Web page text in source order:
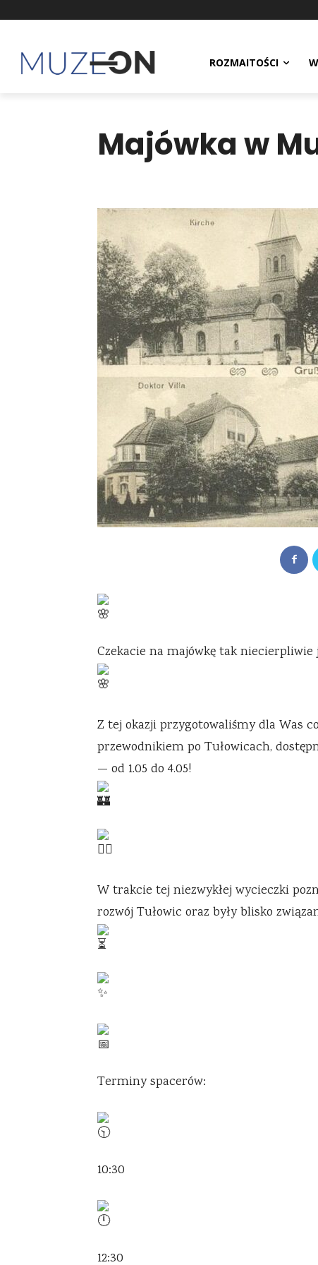
ROZMAITOŚCI
Majówka w
Czekacie na majówkę tak niecierpliwie
Z tej okazji przygotowaliśmy dla Was
przewodnikiem po Tułowicach,
— od 1.05 do 4.05!
W trakcie tej niezwykłej wycieczki
rozwój Tułowic oraz były blisko
Terminy spacerów:
10:30
12:30